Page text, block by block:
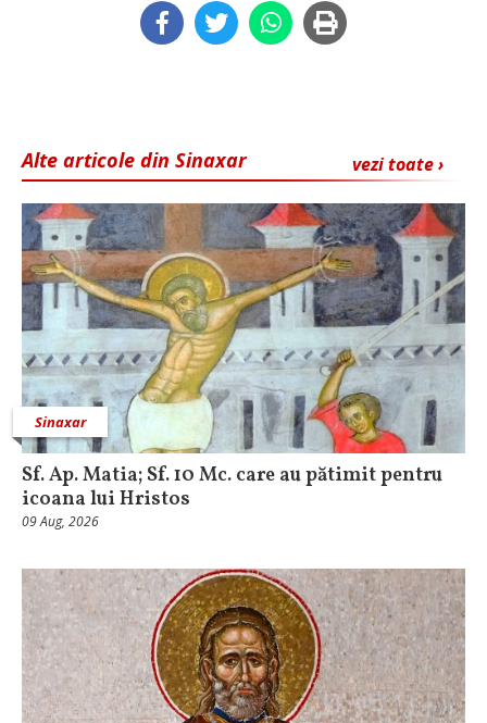
vezi toate ›
Alte articole din Sinaxar
Sinaxar
Sf. Ap. Matia; Sf. 10 Mc. care au pătimit pentru
icoana lui Hristos
09 Aug, 2026